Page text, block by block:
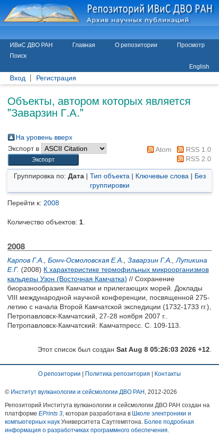
ИВиС ДВО РАН Главная О репозитории
Просмотр
Поиск
English
Вход Регистрация
Объекты, автором которых является
"Заварзин Г.А."
На уровень вверх
Экспорт в
Atom
RSS 1.0
RSS 2.0
Группировка по: Дата| Тип объекта | Ключевые слова | Без
группировки
Перейти к: 2008
Количество объектов: 1
2008
Карпов Г.А. Бонч-Осмоловская Е.А. Заварзин Г.А.
Лупикина
Е.Г. (2008) К характеристике термофильных микроорганизмов
кальдеры Узон (Восточная Камчатка) // Сохранение
биоразнообразия Камчатки и прилегающих морей. Доклады
VIII международной научной конференции, посвященной 275-
летию с начала Второй Камчатской экспедиции (1732-1733 гг.),
Петропавловск-Камчатский, 27-28 ноября 2007 г..
Петропавловск-Камчатский: Камчатпресс. С. 109-113.
Этот список был создан Sat Aug 8 05:26:03 2026 +12
О репозитории Политика репозитория Контакты
© Институт вулканологии и сейсмологии ДВО РАН , 2012-2026
Репозиторий Института вулканологии и сейсмологии ДВО РАН создан на
платформе EPrints 3, которая разработана в Школе электроники и
компьютерных наук Университета Саутгемптона. Более подробная
информация о разработчиках программного обеспечения.